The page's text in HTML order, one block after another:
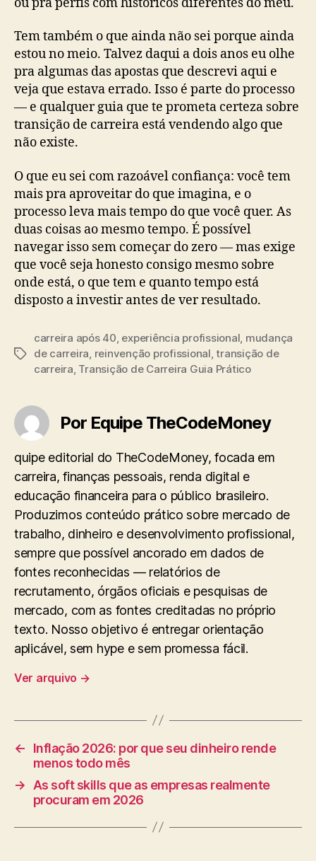
Tem também o que ainda não sei porque ainda
estou no meio. Talvez daqui a dois anos eu olhe
pra algumas das apostas que descrevi aqui e
veja que estava errado. Isso é parte do processo
— e qualquer guia que te prometa certeza sobre
transição de carreira está vendendo algo que
não existe.
O que eu sei com razoável confiança: você tem
mais pra aproveitar do que imagina, e o
processo leva mais tempo do que você quer. As
duas coisas ao mesmo tempo. É possível
navegar isso sem começar do zero — mas exige
que você seja honesto consigo mesmo sobre
onde está, o que tem e quanto tempo está
disposto a investir antes de ver resultado.
Tags
carreira após 40 experiência profissional mudança
de carreira reinvenção profissional ,transição de
carreira Transição de Carreira Guia Prático
Por Equipe TheCodeMoney
quipe editorial do TheCodeMoney, focada em
carreira, finanças pessoais, renda digital e
educação financeira para o público brasileiro.
Produzimos conteúdo prático sobre mercado de
trabalho, dinheiro e desenvolvimento profissional,
sempre que possível ancorado em dados de
fontes reconhecidas — relatórios de
recrutamento, órgãos oficiais e pesquisas de
mercado, com as fontes creditadas no próprio
texto. Nosso objetivo é entregar orientação
aplicável, sem hype e sem promessa fácil.
Ver arquivo →
←
Inflação 2026: por que seu dinheiro rende
menos todo mês
→
As soft skills que as empresas realmente
procuram em 2026